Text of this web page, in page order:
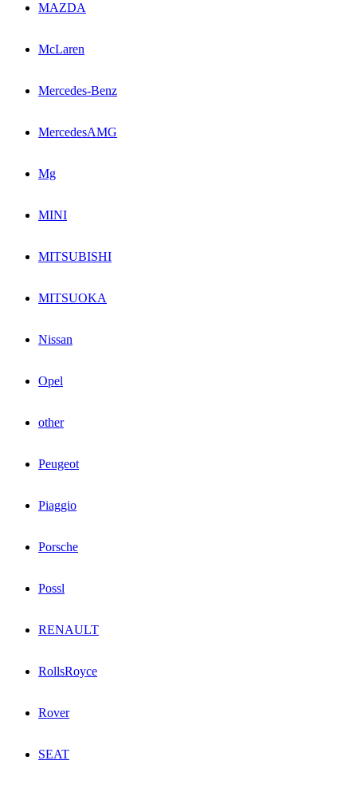
MAZDA
McLaren
Mercedes-Benz
MercedesAMG
Mg
MINI
MITSUBISHI
MITSUOKA
Nissan
Opel
other
Peugeot
Piaggio
Porsche
Possl
RENAULT
RollsRoyce
Rover
SEAT